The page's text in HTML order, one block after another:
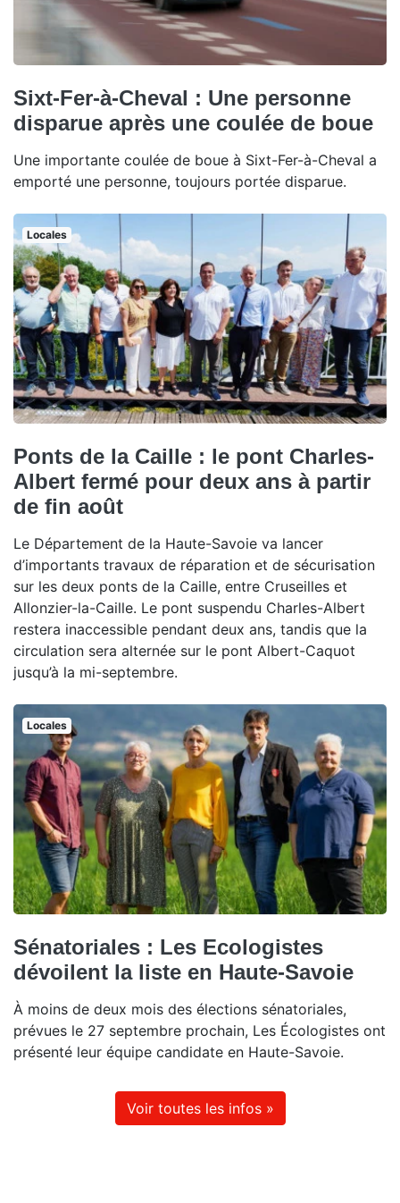
Sixt-Fer-à-Cheval : Une personne
disparue après une coulée de boue
Une importante coulée de boue à Sixt-Fer-à-Cheval a
emporté une personne, toujours portée disparue.
Locales
Ponts de la Caille : le pont Charles-
Albert fermé pour deux ans à partir
de fin août
Le Département de la Haute-Savoie va lancer
d’importants travaux de réparation et de sécurisation
sur les deux ponts de la Caille, entre Cruseilles et
Allonzier-la-Caille. Le pont suspendu Charles-Albert
restera inaccessible pendant deux ans, tandis que la
circulation sera alternée sur le pont Albert-Caquot
jusqu’à la mi-septembre.
Locales
Sénatoriales : Les Ecologistes
dévoilent la liste en Haute-Savoie
À moins de deux mois des élections sénatoriales,
prévues le 27 septembre prochain, Les Écologistes ont
présenté leur équipe candidate en Haute-Savoie.
Voir toutes les infos »